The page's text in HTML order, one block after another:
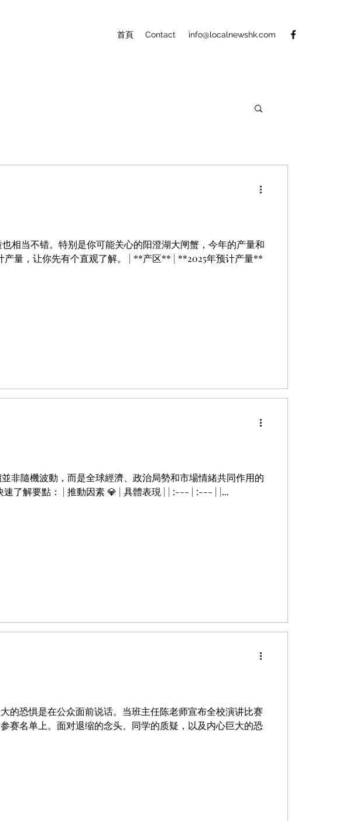
首頁 Contact info@localnewshk.com
相当不错。特别是你可能关心的阳澄湖大闸蟹，今年的产量和
量，让你先有个直观了解。 | **产区** | **2025年预计产量**
非隨機波動，而是全球經濟、政治局勢和市場情緒共同作用的
了解要點： | 推動因素 💎 | 具體表現 | | :--- | :--- | |...
恐惧是在公众面前说话。当班主任陈老师宣布全校演讲比赛
赛名单上。面对退缩的念头、同学的质疑，以及内心巨大的恐